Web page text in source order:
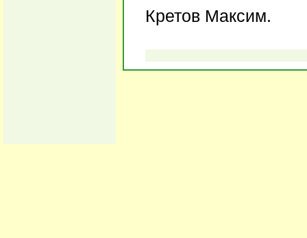
Кретов Максим.